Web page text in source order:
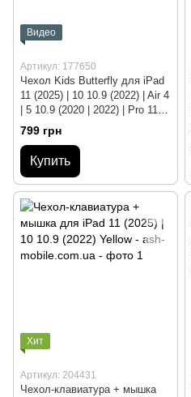
Видео
Артикул: 177650
Чехол Kids Butterfly для iPad
11 (2025) | 10 10.9 (2022) | Air 4
| 5 10.9 (2020 | 2022) | Pro 11
(2018-2025) Yellow
799 грн
Купить
Хит
Артикул: 204431
Чехол-клавиатура + мышка